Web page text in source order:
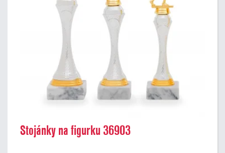
Stojánky na figurku 36903